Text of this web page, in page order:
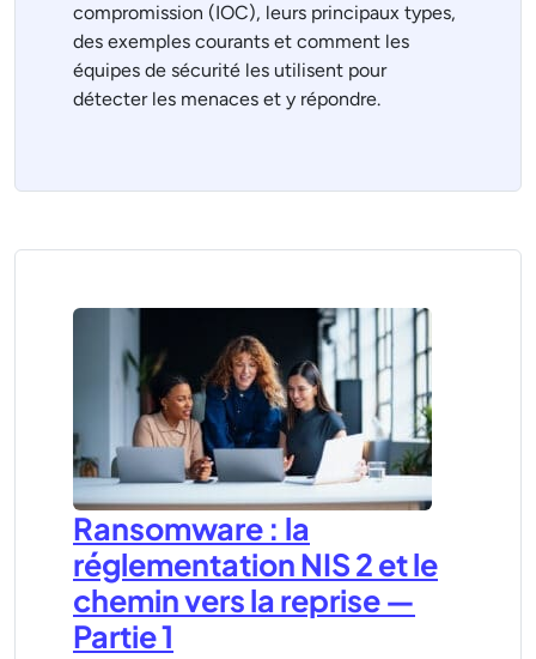
compromission (IOC), leurs principaux types,
des exemples courants et comment les
équipes de sécurité les utilisent pour
détecter les menaces et y répondre.
Ransomware : la
réglementation NIS 2 et le
chemin vers la reprise —
Partie 1